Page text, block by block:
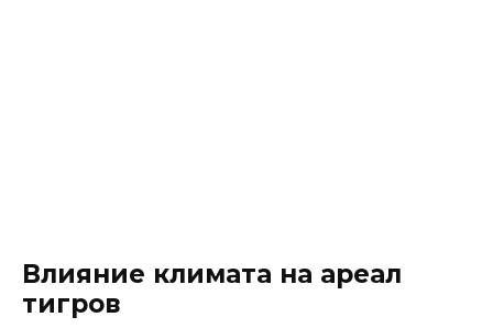
Влияние климата на ареал
тигров